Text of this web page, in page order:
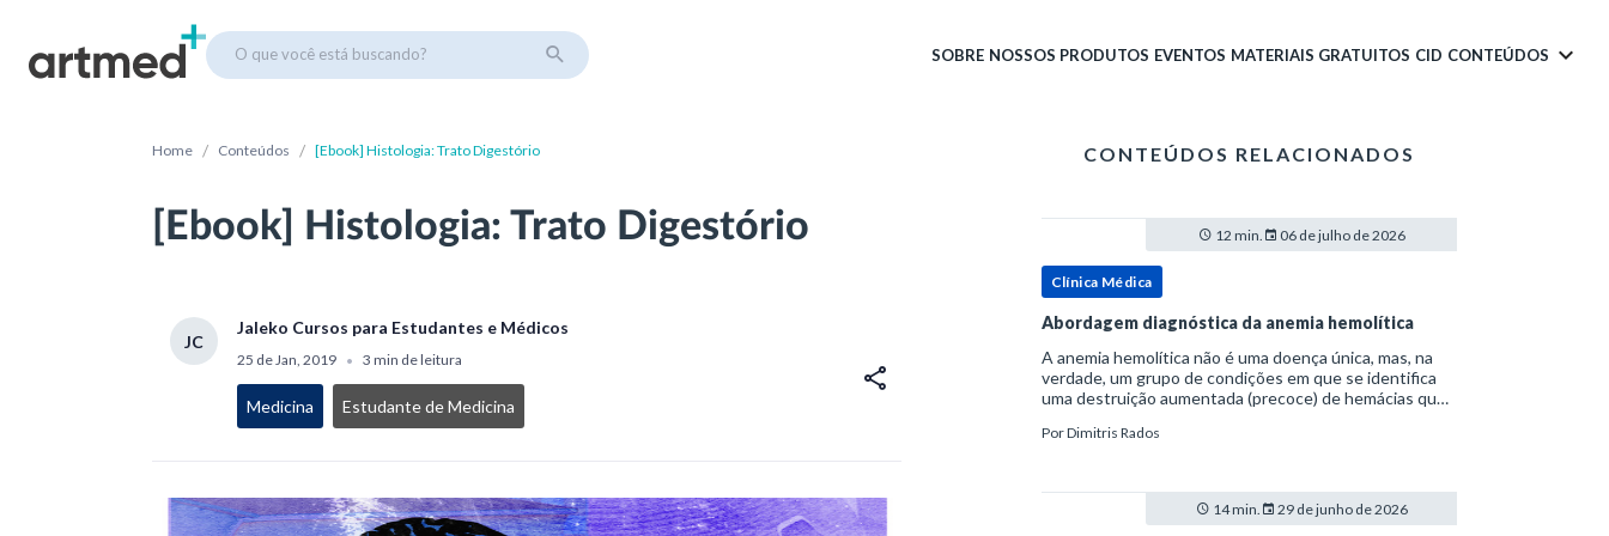
O que você está buscando? SOBRE NOSSOS PRODUTOS EVENTOS MATERIAIS GRATUITOS CID CONTEÚDOS
Home / Conteúdos / [Ebook] Histologia: Trato Digestório
[Ebook] Histologia: Trato Digestório
JC
Jaleko Cursos para Estudantes e Médicos
25 de Jan, 2019 • 3 min de leitura
Medicina Estudante de Medicina
CONTEÚDOS RELACIONADOS
12 min. 06 de julho de 2026
Clínica Médica
Abordagem diagnóstica da anemia hemolítica
A anemia hemolítica não é uma doença única, mas, na
verdade, um grupo de condições em que se identifica
uma destruição aumentada (precoce) de hemácias que
óssea.Como a vida média normal da hemácia é de apro
PorDimitris Rados
14 min. 29 de junho de 2026